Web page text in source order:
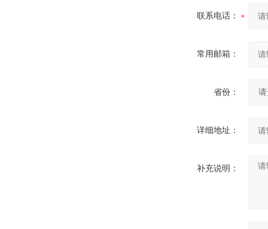
联系电话：
常用邮箱：
省份：
详细地址：
补充说明：